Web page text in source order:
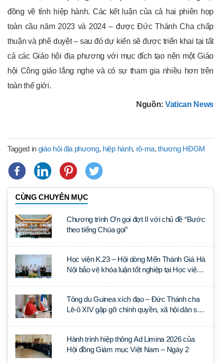
đồng về tính hiệp hành. Các kết luận của cả hai phiên họp
toàn cầu năm 2023 và 2024 – được Đức Thánh Cha chấp
thuận và phê duyệt – sau đó dự kiến sẽ được triển khai tại tất
cả các Giáo hội địa phương với mục đích tạo nên một Giáo
hội Công giáo lắng nghe và có sự tham gia nhiều hơn trên
toàn thế giới.
Nguồn: Vatican News
Tagged in giáo hội địa phương, hiệp hành, rô-ma,thượng HĐGM
CÙNG CHUYÊN MỤC
Chương trình Ơn gọi đợt II với chủ đề “Bước
theo tiếng Chúa gọi”
Học viện K.23 – Hội dòng Mến Thánh Giá Hà
Nội bảo vệ khóa luận tốt nghiệp tại Học viện
Tông du Guinea xích đạo – Đức Thánh cha
Lê-ô XIV gặp gỡ chính quyền, xã hội dân sự
Hành trình hiệp thông Ad Limina 2026 của
Hội đồng Giám mục Việt Nam – Ngày 2